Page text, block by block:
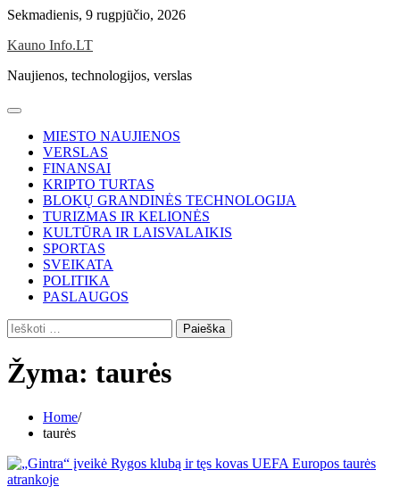
Skip
content
Sekmadienis, 9 rugpjūčio, 2026
Kauno Info.LT
Naujienos, technologijos, verslas
MIESTO NAUJIENOS
VERSLAS
FINANSAI
KRIPTO TURTAS
BLOKŲ GRANDINĖS TECHNOLOGIJA
TURIZMAS IR KELIONĖS
KULTŪRA IR LAISVALAIKIS
SPORTAS
SVEIKATA
POLITIKA
PASLAUGOS
Ieškoti:
Žyma: taurės
Home
taurės